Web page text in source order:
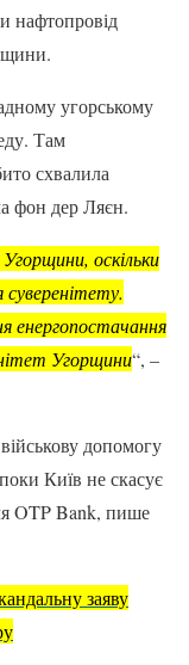
нафтопровід
угорському
Там
схвалила
фон дер Ляєн.
оскільки
енергопостачання
Угорщини“, –
допомогу
Київ не скасує
OTP Bank, пише
заяву